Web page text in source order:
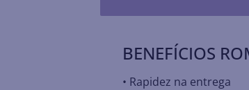
BENEFÍCIOS
• Rapidez na entrega